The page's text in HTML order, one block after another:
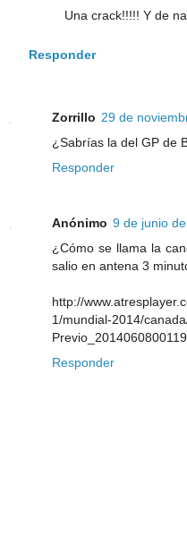
Una crack!!!!! Y de
Responder
Zorrillo 29 de
¿Sabrías la del GP de
Responder
Anónimo 9 de junio
¿Cómo se llama la
salio en antena 3
http://
1/mundial-2014/
Responder